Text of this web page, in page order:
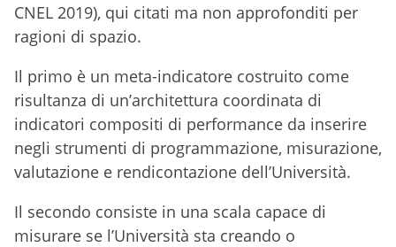
CNEL 2019), qui citati ma non approfonditi per
ragioni di spazio.
Il primo è un meta-indicatore costruito come
risultanza di un’architettura coordinata di
indicatori compositi di performance da inserire
negli strumenti di programmazione, misurazione,
valutazione e rendicontazione dell’Università.
Il secondo consiste in una scala capace di
misurare se l’Università sta creando o